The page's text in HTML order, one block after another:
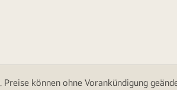
können ohne Vorankündigung